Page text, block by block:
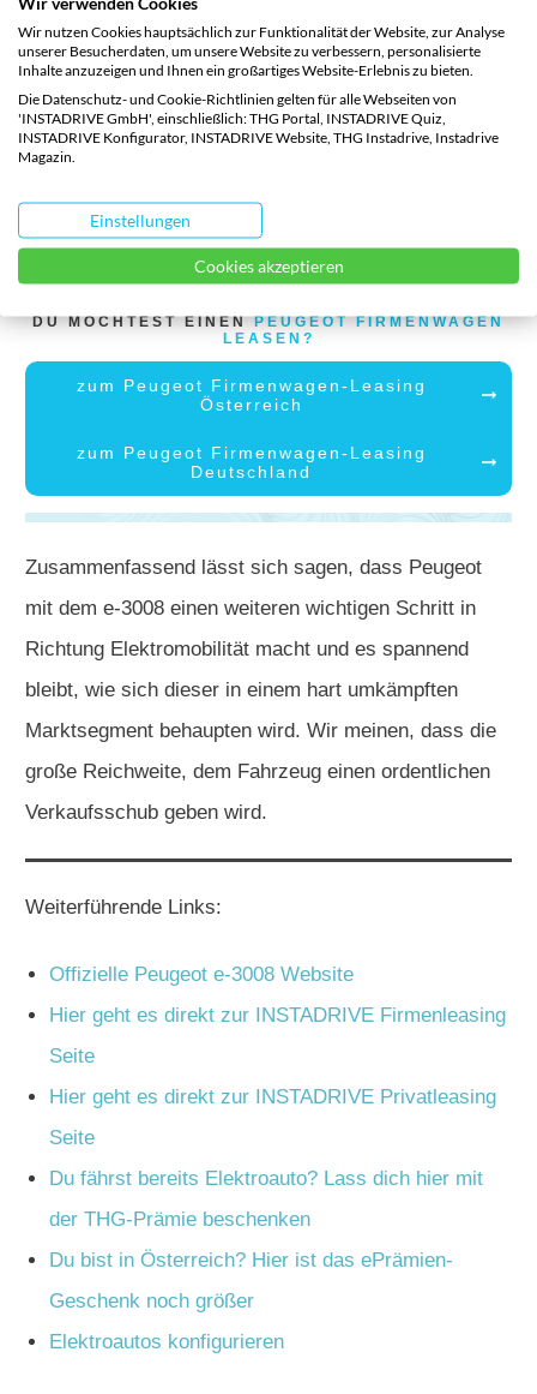
3008
Über die Preisgestaltung des Peugeot e-3008
schweigt sich der Hersteller bisher noch aus. Doch du
kannst sicher sein: Sobald diese Informationen
verfügbar sind, werden wir dich umgehend
informieren.
DU MÖCHTEST EINEN PEUGEOT FIRMENWAGEN
LEASEN?
zum Peugeot Firmenwagen-Leasing
Österreich
zum Peugeot Firmenwagen-Leasing
Deutschland
Zusammenfassend lässt sich sagen, dass Peugeot
mit dem e-3008 einen weiteren wichtigen Schritt in
Richtung Elektromobilität macht und es spannend
bleibt, wie sich dieser in einem hart umkämpften
Marktsegment behaupten wird. Wir meinen, dass die
große Reichweite, dem Fahrzeug einen ordentlichen
Verkaufsschub geben wird.
Weiterführende Links:
Offizielle Peugeot e-3008 Website
Hier geht es direkt zur INSTADRIVE Firmenleasing
Seite
Hier geht es direkt zur INSTADRIVE Privatleasing
Seite
Du fährst bereits Elektroauto? Lass dich hier mit
der THG-Prämie beschenken
Du bist in Österreich? Hier ist das ePrämien-
Geschenk noch größer
Elektroautos konfigurieren
Wir nutzen Cookies hauptsächlich zur Funktionalität der Website, zur Analyse
unserer Besucherdaten, um unsere Website zu verbessern, personalisierte
Inhalte anzuzeigen und Ihnen ein großartiges Website-Erlebnis zu bieten.
Die Datenschutz- und Cookie-Richtlinien gelten für alle Webseiten von
'INSTADRIVE GmbH', einschließlich: THG Portal, INSTADRIVE Quiz,
INSTADRIVE Konfigurator, INSTADRIVE Website, THG Instadrive, Instadrive
Magazin.
Einstellungen
Cookies akzeptieren